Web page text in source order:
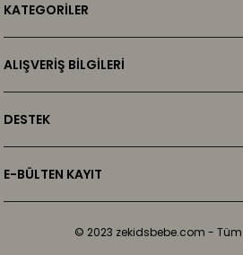
KATEGORİLER
ALIŞVERİŞ BİLGİLERİ
DESTEK
E-BÜLTEN KAYIT
© 2023 zekidsbebe.com - Tüm